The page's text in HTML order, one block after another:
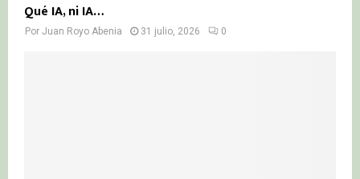
Qué IA, ni IA…
Por Juan Royo Abenia 31 julio, 2026 0